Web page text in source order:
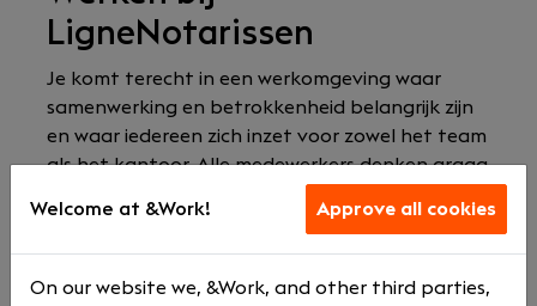
LigneNotarissen
Je komt terecht in een werkomgeving waar
samenwerking en betrokkenheid belangrijk zijn
en waar iedereen zich inzet voor zowel het team
als het kantoor. Alle medewerkers denken graag
de gang van zaken binnen het kantoor. Zo
zorgen ze er gezamenlijk voor dat de klanten en
alle collega's tevreden zijn en blijven.
Welcome at &Work! Approve all cookies
On our website we, &Work, and other third parties,